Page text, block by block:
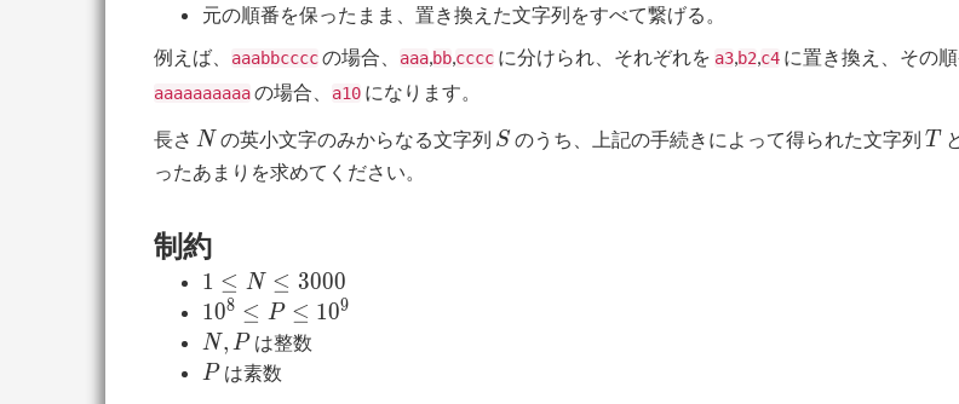
元の順番を保ったまま、置き換えた文字列をすべて繋げる。
例えば、
aaabbccccの場合、 aaa,bb,cccc に分けられ、それぞれを a3,b2,c4 に置き換え、その
aaaaaaaaaaの場合、 a10 になります。
長さ N
N の英小文字のみからなる文字列 S
S のうち、上記の手続きによって得られた文字列T
T
ったあまりを求めてください。
制約
1 \le
N
\le
3000
1 ≤ N ≤ 3000
10^8
\le
P
108 ≤ P ≤ 109
N,P
N, P は整数
P
Pは素数